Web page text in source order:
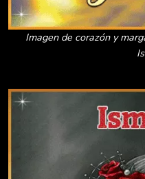
Imagen de corazón y